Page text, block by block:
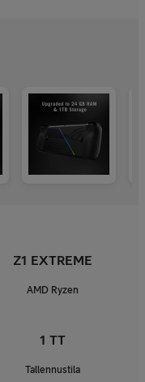
Z1 EXTREME
AMD Ryzen
1 TT
Tallennustila